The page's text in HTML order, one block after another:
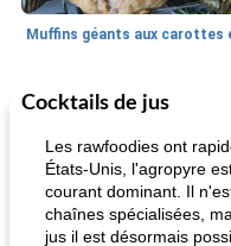
Marques de confiance: recettes et
Cocktails de jus
Les rawfoodies ont
États-Unis, l'agropyre
courant dominant. Il
chaînes spécialisées,
jus il est désormais